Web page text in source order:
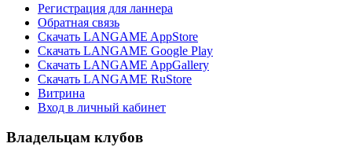
Регистрация для ланнера
Обратная связь
Скачать LANGAME AppStore
Скачать LANGAME Google Play
Скачать LANGAME AppGallery
Скачать LANGAME RuStore
Витрина
Вход в личный кабинет
Владельцам клубов